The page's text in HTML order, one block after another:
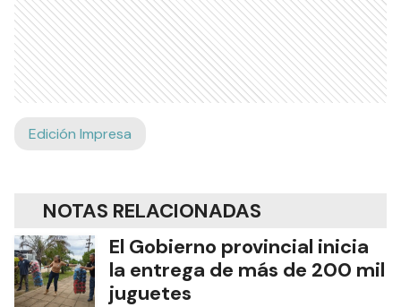
Edición Impresa
NOTAS RELACIONADAS
El Gobierno provincial inicia
la entrega de más de 200 mil
juguetes